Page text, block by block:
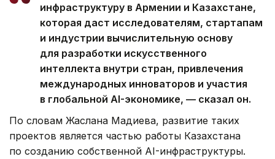
инфраструктуру в Армении и Казахстане,
которая даст исследователям, стартапам
и индустрии вычислительную основу
для разработки искусственного
интеллекта внутри стран, привлечения
международных инноваторов и участия
в глобальной AI-экономике, — сказал он.
По словам Жаслана Мадиева, развитие таких
проектов является частью работы Казахстана
по созданию собственной AI-инфраструктуры.